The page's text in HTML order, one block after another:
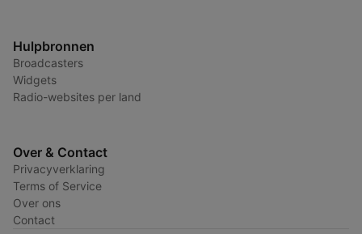
Hulpbronnen
Broadcasters
Widgets
Radio-websites per land
Over & Contact
Privacyverklaring
Terms of Service
Over ons
Contact